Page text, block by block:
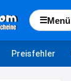
☰Menü
Preisfehler